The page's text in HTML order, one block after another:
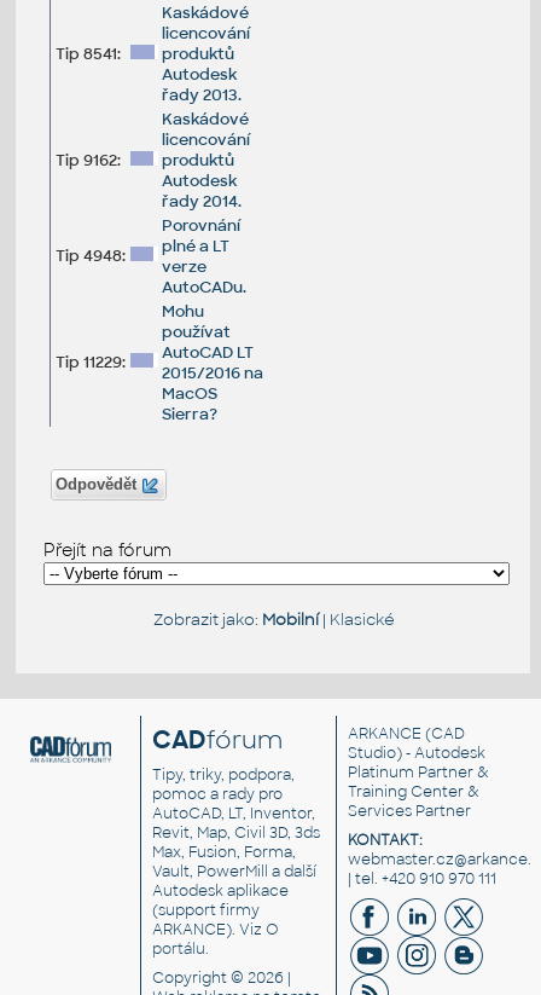
Tip 8541:
Kaskádové
licencování
produktů
Autodesk
řady 2013.
Tip 9162:
Kaskádové
licencování
produktů
Autodesk
řady 2014.
Tip 4948:
Porovnání
plné a LT
verze
AutoCADu.
Tip 11229:
Mohu
používat
AutoCAD LT
2015/2016 na
MacOS
Sierra?
Odpovědět
Přejít na fórum
Zobrazit jako: Mobilní| Klasické
CADfórum
Tipy, triky, podpora,
pomoc a rady pro
AutoCAD, LT, Inventor,
Revit, Map, Civil 3D, 3ds
Max, Fusion, Forma,
Vault, PowerMill a další
Autodesk aplikace
(support firmy
ARKANCE). VizO
portálu.
Copyright © 2026 |
ARKANCE (CAD
Studio) - Autodesk
Platinum Partner &
Training Center &
Services Partner
KONTAKT:
| tel. +420 910 970 111